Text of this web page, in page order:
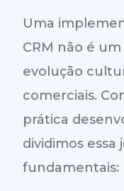
Uma
CRM não é
evolução
comerciais.
prática
dividimos essa
fundamentais: